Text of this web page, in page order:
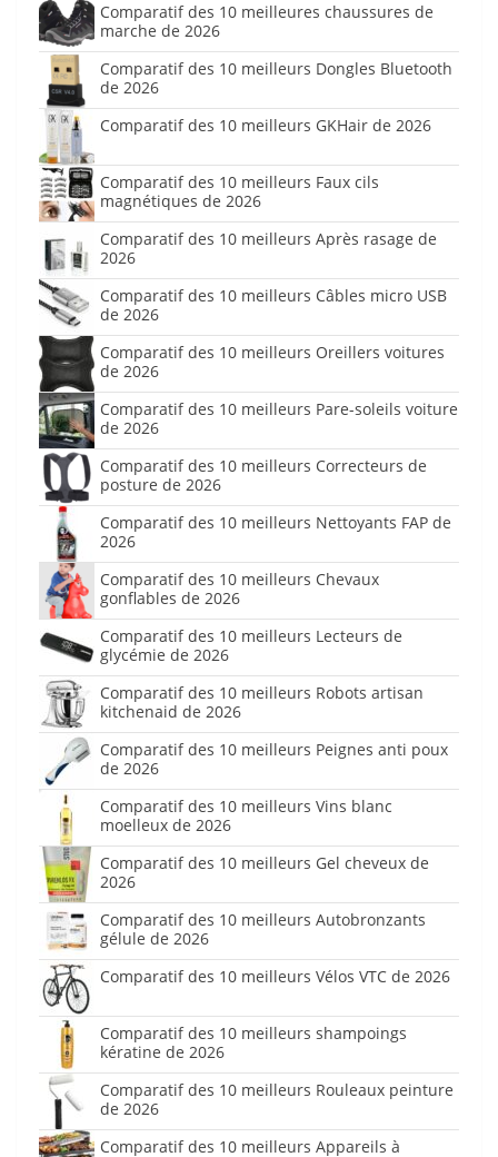
Comparatif des 10 meilleures chaussures de
marche de 2026
Comparatif des 10 meilleurs Dongles Bluetooth
de 2026
Comparatif des 10 meilleurs GKHair de 2026
Comparatif des 10 meilleurs Faux cils
magnétiques de 2026
Comparatif des 10 meilleurs Après rasage de
2026
Comparatif des 10 meilleurs Câbles micro USB
de 2026
Comparatif des 10 meilleurs Oreillers voitures
de 2026
Comparatif des 10 meilleurs Pare-soleils voiture
de 2026
Comparatif des 10 meilleurs Correcteurs de
posture de 2026
Comparatif des 10 meilleurs Nettoyants FAP de
2026
Comparatif des 10 meilleurs Chevaux
gonflables de 2026
Comparatif des 10 meilleurs Lecteurs de
glycémie de 2026
Comparatif des 10 meilleurs Robots artisan
kitchenaid de 2026
Comparatif des 10 meilleurs Peignes anti poux
de 2026
Comparatif des 10 meilleurs Vins blanc
moelleux de 2026
Comparatif des 10 meilleurs Gel cheveux de
2026
Comparatif des 10 meilleurs Autobronzants
gélule de 2026
Comparatif des 10 meilleurs Vélos VTC de 2026
Comparatif des 10 meilleurs shampoings
kératine de 2026
Comparatif des 10 meilleurs Rouleaux peinture
de 2026
Comparatif des 10 meilleurs Appareils à